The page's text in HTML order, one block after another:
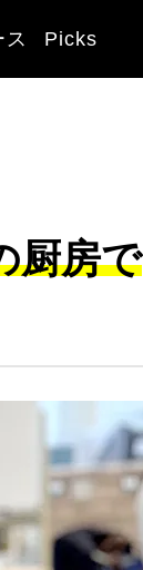
ス Picks
厨房で